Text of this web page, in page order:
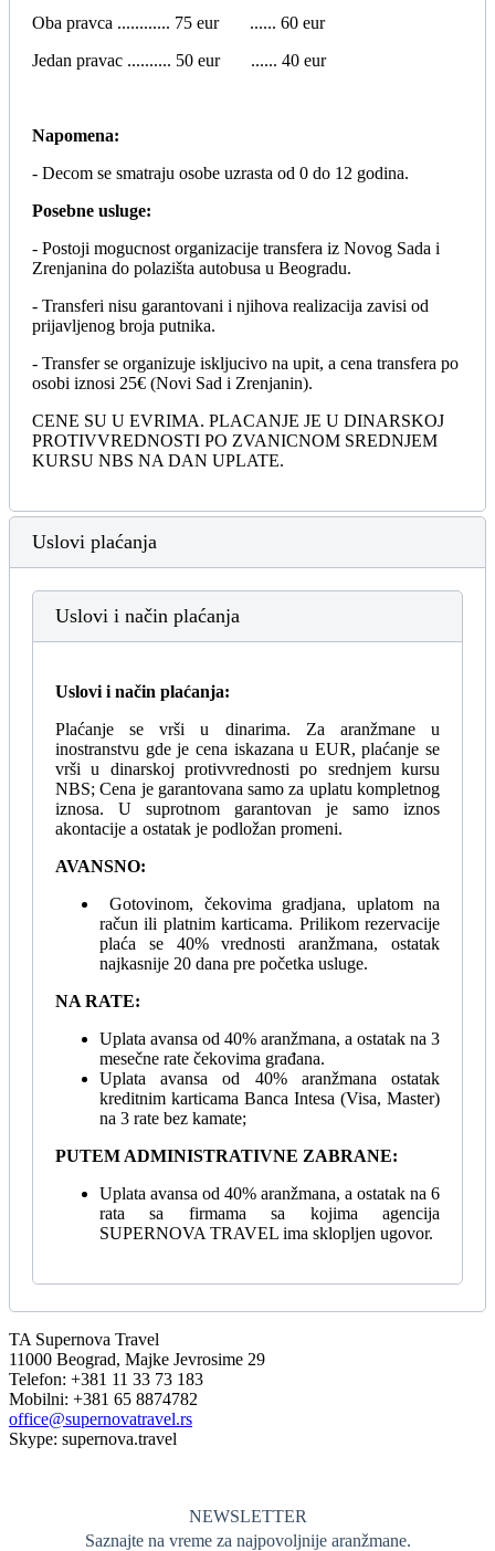
Oba pravca ............ 75 eur ...... 60 eur
Jedan pravac .......... 50 eur ...... 40 eur
Napomena:
- Decom se smatraju osobe uzrasta od 0 do 12 godina.
Posebne usluge:
- Postoji mogucnost organizacije transfera iz Novog Sada i
Zrenjanina do polazišta autobusa u Beogradu.
- Transferi nisu garantovani i njihova realizacija zavisi od
prijavljenog broja putnika.
- Transfer se organizuje iskljucivo na upit, a cena transfera po
osobi iznosi 25€ (Novi Sad i Zrenjanin).
CENE SU U EVRIMA. PLACANJE JE U DINARSKOJ
PROTIVVREDNOSTI PO ZVANICNOM SREDNJEM
KURSU NBS NA DAN UPLATE.
Uslovi plaćanja
Uslovi i način plaćanja
Uslovi i način plaćanja:
Plaćanje se vrši u dinarima. Za aranžmane u
inostranstvu gde je cena iskazana u EUR, plaćanje se
vrši u dinarskoj protivvrednosti po srednjem kursu
NBS; Cena je garantovana samo za uplatu kompletnog
iznosa. U suprotnom garantovan je samo iznos
akontacije a ostatak je podložan promeni.
AVANSNO:
Gotovinom, čekovima gradjana, uplatom na
račun ili platnim karticama. Prilikom rezervacije
plaća se 40% vrednosti aranžmana, ostatak
najkasnije 20 dana pre početka usluge.
NA RATE:
Uplata avansa od 40% aranžmana, a ostatak na 3
mesečne rate čekovima građana.
Uplata avansa od 40% aranžmana ostatak
kreditnim karticama Banca Intesa (Visa, Master)
na 3 rate bez kamate;
PUTEM ADMINISTRATIVNE ZABRANE:
Uplata avansa od 40% aranžmana, a ostatak na 6
rata sa firmama sa kojima agencija
SUPERNOVA TRAVEL ima sklopljen ugovor.
TA Supernova Travel
11000 Beograd, Majke Jevrosime 29
Telefon: +381 11 33 73 183
Mobilni: +381 65 8874782
office@supernovatravel.rs
Skype: supernova.travel
NEWSLETTER
Saznajte na vreme za najpovoljnije aranžmane.